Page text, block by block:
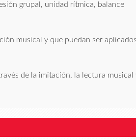
grupal, unidad rítmica, balance
musical y que puedan ser
de la imitación, la lectura musical